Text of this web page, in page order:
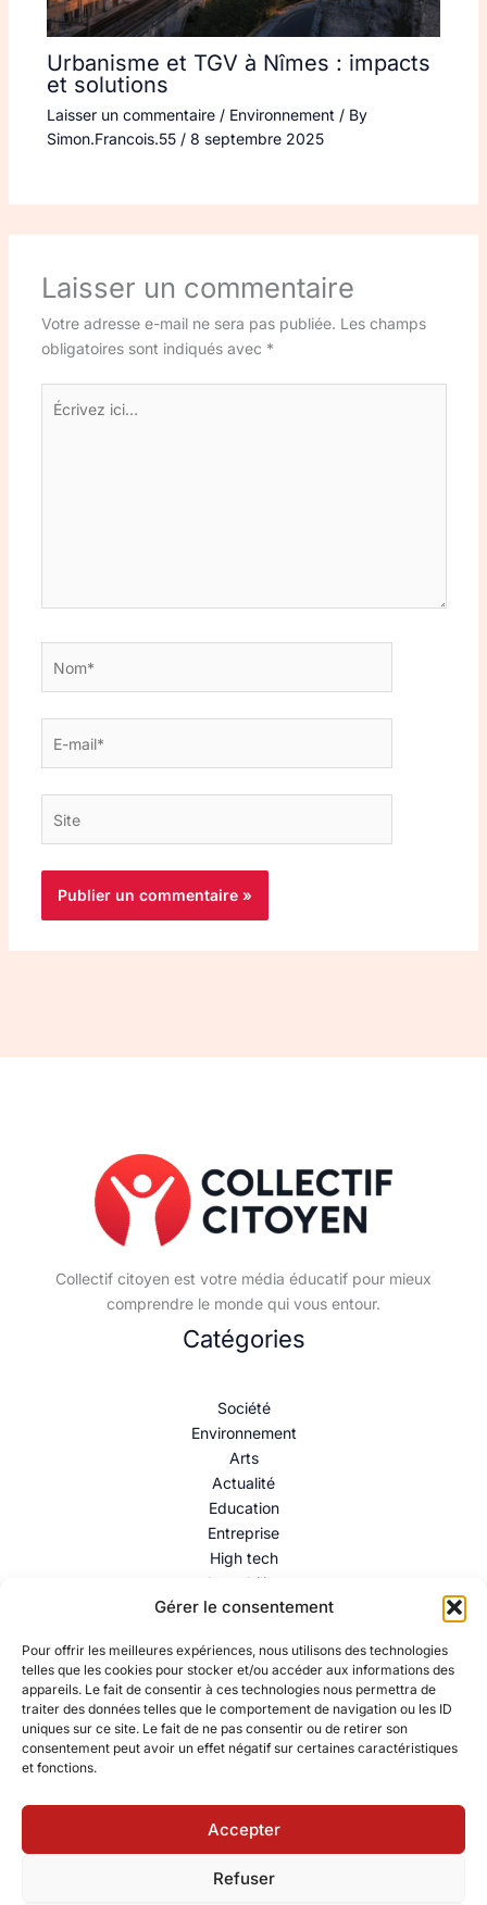
Gérer le consentement
Pour offrir les meilleures expériences, nous utilisons des technologies
telles que les cookies pour stocker et/ou accéder aux informations des
appareils. Le fait de consentir à ces technologies nous permettra de
traiter des données telles que le comportement de navigation ou les ID
uniques sur ce site. Le fait de ne pas consentir ou de retirer son
consentement peut avoir un effet négatif sur certaines caractéristiques
et fonctions.
Accepter
Refuser
Urbanisme et TGV à Nîmes : impacts
et solutions
Laisser un commentaire / Environnement / By
Simon.Francois.55 / 8 septembre 2025
Laisser un commentaire
Votre adresse e-mail ne sera pas publiée. Les champs
obligatoires sont indiqués avec *
ici…
mail*
Collectif citoyen est votre média éducatif pour mieux
comprendre le monde qui vous entour.
Catégories
Société
Environnement
Arts
Actualité
Education
Entreprise
High tech
Immobilier
Mentions légales–Politique de confidentialité–Contact
© 2026 Collectif Citoyen – Ressources éducatives pour